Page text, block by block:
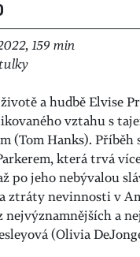
159 min
a hudbě Elvise
vztahu s
(Tom Hanks). Příběh
která trvá
po jeho nebývalou
nevinnosti v
nejvýznamnějších a
(Olivia